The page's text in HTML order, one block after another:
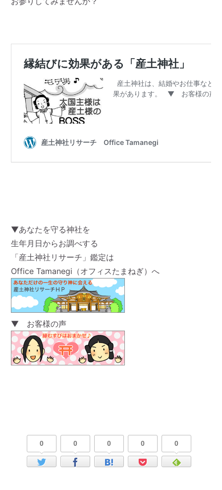
▼あなたを守る神社を
生年月日からお調べする
「産土神社リサーチ」鑑定は
Office Tamanegi（オフィスたまねぎ）へ
▼ お客様の声
0 0 0 0 0